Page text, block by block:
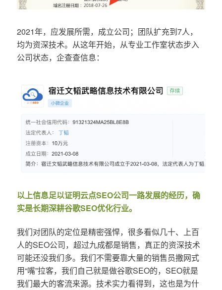
2021年，应发展所需，成立公司；团队扩充到7人，
均为资深技术。从这年开始，从专业工作室状态步入
公司状态，企查查信息：
以上信息足以证明云点SEO公司一路发展的经历，确
实是长期深耕谷歌SEO优化行业。
我们对团队的定位是精密强悍，很多看似几十、上百
人的SEO公司，超过九成都是销售，真正的资深技术
可能还没我们多。我们不需要靠大量的销售员撒网式
用“嘴”拉客，我们自己就是做谷歌SEO的，SEO就是
我们最大的客流来源。技术实力看得到，这也是为什